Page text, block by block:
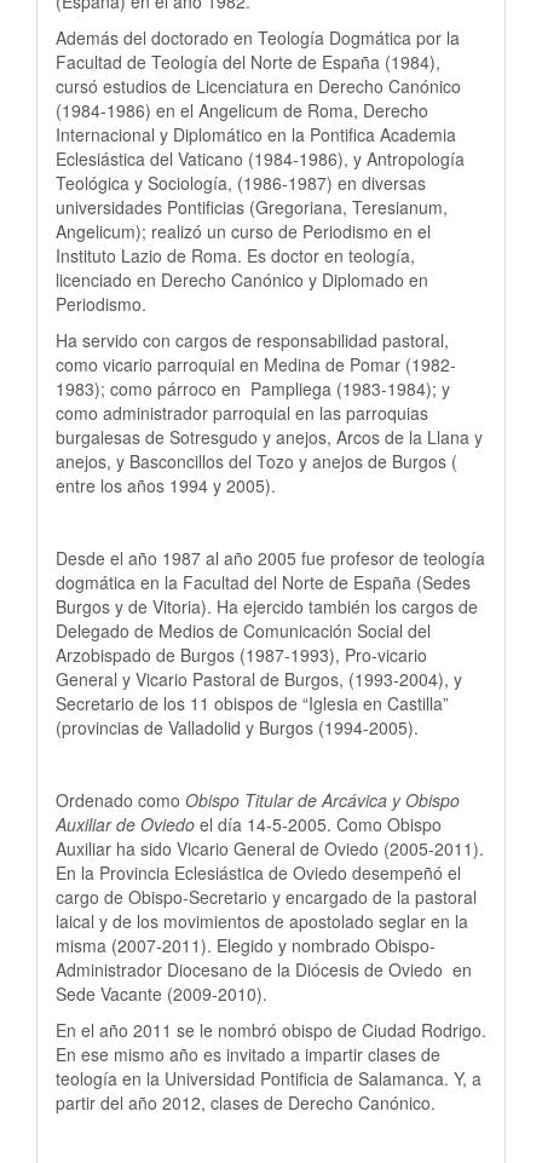
Además del doctorado en Teología Dogmática por la
Facultad de Teología del Norte de España (1984),
cursó estudios de Licenciatura en Derecho Canónico
(1984-1986) en el Angelicum de Roma, Derecho
Internacional y Diplomático en la Pontifica Academia
Eclesiástica del Vaticano (1984-1986), y Antropología
Teológica y Sociología, (1986-1987) en diversas
universidades Pontificias (Gregoriana, Teresianum,
Angelicum); realizó un curso de Periodismo en el
Instituto Lazio de Roma. Es doctor en teología,
licenciado en Derecho Canónico y Diplomado en
Periodismo.
Ha servido con cargos de responsabilidad pastoral,
como vicario parroquial en Medina de Pomar (1982-
1983); como párroco en Pampliega (1983-1984); y
como administrador parroquial en las parroquias
burgalesas de Sotresgudo y anejos, Arcos de la Llana y
anejos, y Basconcillos del Tozo y anejos de Burgos (
entre los años 1994 y 2005).
Desde el año 1987 al año 2005 fue profesor de teología
dogmática en la Facultad del Norte de España (Sedes
Burgos y de Vitoria). Ha ejercido también los cargos de
Delegado de Medios de Comunicación Social del
Arzobispado de Burgos (1987-1993), Pro-vicario
General y Vicario Pastoral de Burgos, (1993-2004), y
Secretario de los 11 obispos de “Iglesia en Castilla”
(provincias de Valladolid y Burgos (1994-2005).
Ordenado como Obispo Titular de Arcávica y Obispo
Auxiliar de Oviedo el día 14-5-2005. Como Obispo
Auxiliar ha sido Vicario General de Oviedo (2005-2011).
En la Provincia Eclesiástica de Oviedo desempeñó el
cargo de Obispo-Secretario y encargado de la pastoral
laical y de los movimientos de apostolado seglar en la
misma (2007-2011). Elegido y nombrado Obispo-
Administrador Diocesano de la Diócesis de Oviedo en
Sede Vacante (2009-2010).
En el año 2011 se le nombró obispo de Ciudad Rodrigo.
En ese mismo año es invitado a impartir clases de
teología en la Universidad Pontificia de Salamanca. Y, a
partir del año 2012, clases de Derecho Canónico.